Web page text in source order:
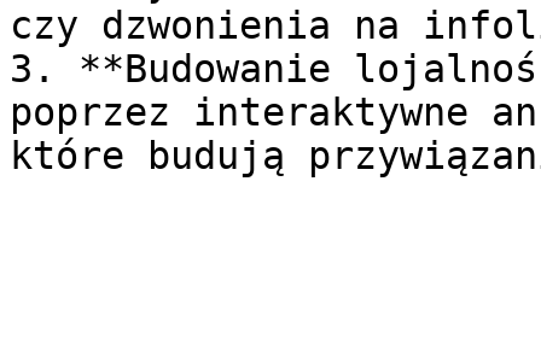
czy dzwonienia na
3. **Budowanie
poprzez interaktywne